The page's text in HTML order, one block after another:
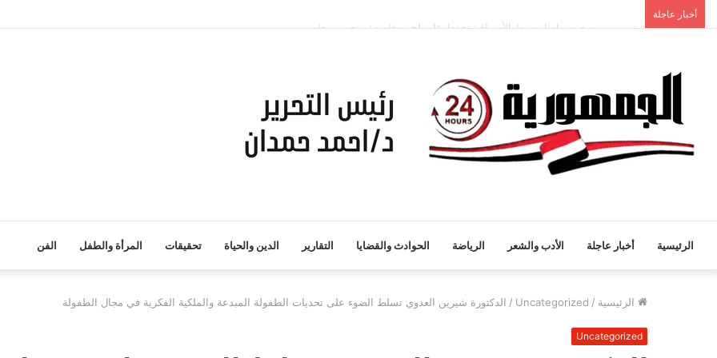
أخبار عاجلة
الرئيسية أخبار عاجلة الأدب والشعر الرياضة الحوادث والقضايا التقارير الدين والحياة تحقيقات المرأة والطفل الفن
الرئيسية /
Uncategorized
/ الدكتورة شيرين العدوي تسلط الضوء على تحديات الطفولة المبدعة والملكية الفكرية في مجال الطفولة
Uncategorized